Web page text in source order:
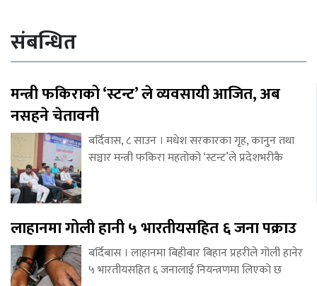
संबन्धित
मन्त्री फकिराको ‘स्टन्ट’ ले व्यवसायी आजित, अब
नसहने चेतावनी
बर्दिवास, ८ साउन । मधेश सरकारका गृह, कानुन तथा
सञ्चार मन्त्री फकिरा महतोको ‘स्टन्ट’ले प्रदेशभरीकै
लाहानमा गोली हानी ५ भारतीयसहित ६ जना पक्राउ
बर्दिबास । लाहानमा बिहीबार बिहान प्रहरीले गोली हानेर
५ भारतीयसहित ६ जनालाई नियन्त्रणमा लिएको छ